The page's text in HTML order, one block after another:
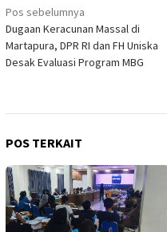
Navigasi
pos
Pos sebelumnya
Dugaan Keracunan Massal di
Martapura, DPR RI dan FH Uniska
Desak Evaluasi Program MBG
POS TERKAIT